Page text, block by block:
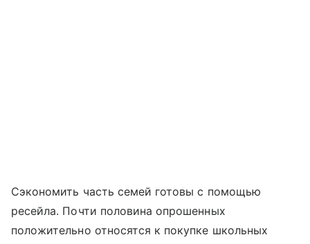
Сэкономить часть семей готовы с помощью
ресейла. Почти половина опрошенных
положительно относятся к покупке школьных